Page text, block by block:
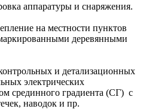
аппаратуры и снаряжения.
на местности пунктов
деревянными
и детализационных
электрических
срединного градиента (СГ) с
наводок и пр.